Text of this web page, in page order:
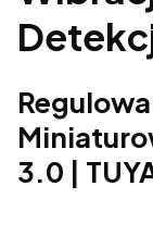
3.0 |